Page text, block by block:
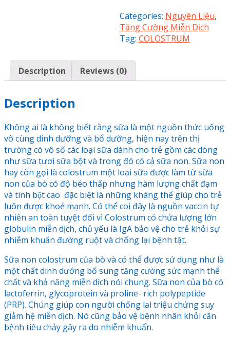
Categories: Nguyên Liệu,
Tăng Cường Miễn Dịch
Tag: COLOSTRUM
Description Reviews (0)
Description
Không ai là không biết rằng sữa là một nguồn thức uống
vô cùng dinh dưỡng và bổ dưỡng, hiện nay trên thị
trường có vô số các loại sữa dành cho trẻ gồm các dòng
như sữa tươi sữa bột và trong đó có cả sữa non. Sữa non
hay còn gọi là colostrum một loại sữa được làm từ sữa
non của bò có độ béo thấp nhưng hàm lượng chất đạm
và tinh bột cao đặc biệt là những kháng thể giúp cho trẻ
luôn được khoẻ mạnh. Có thể coi đây là nguồn vaccin tự
nhiên an toàn tuyệt đối vì Colostrum có chứa lượng lớn
globulin miễn dịch, chủ yếu là IgA bảo vệ cho trẻ khỏi sự
nhiễm khuẩn đường ruột và chống lại bệnh tật.
Sữa non colostrum của bò và có thể được sử dụng như là
một chất dinh dướng bổ sung tăng cường sức mạnh thể
chất và khả năng miễn dịch nói chung. Sữa non của bò có
lactoferrin, glycoprotein và proline- rich polypeptide
(PRP). Chúng giúp con người chống lại triệu chứng suy
giảm hệ miễn dịch. Nó cũng bảo vệ bệnh nhân khỏi căn
bệnh tiêu chảy gây ra do nhiễm khuẩn.